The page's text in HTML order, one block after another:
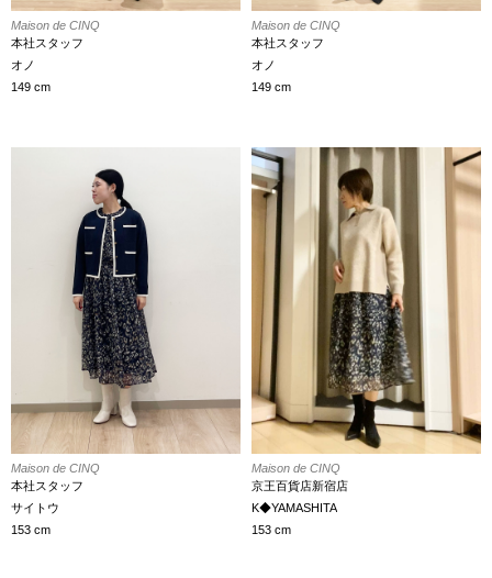
Maison de CINQ
本社スタッフ
オノ
149 cm
Maison de CINQ
本社スタッフ
オノ
149 cm
Maison de CINQ
本社スタッフ
サイトウ
153 cm
Maison de CINQ
京王百貨店新宿店
K◆YAMASHITA
153 cm